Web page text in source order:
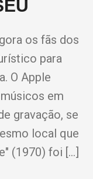
os fãs dos
para
O Apple
em
gravação, se
local que
(1970) foi […]